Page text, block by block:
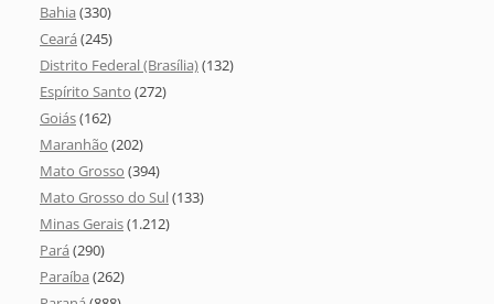
Bahia (330)
Ceará (245)
Distrito Federal (Brasília)(132)
Espírito Santo (272)
Goiás(162)
Maranhão (202)
Mato Grosso (394)
Mato Grosso do Sul(133)
Minas Gerais(1.212)
Pará (290)
Paraíba (262)